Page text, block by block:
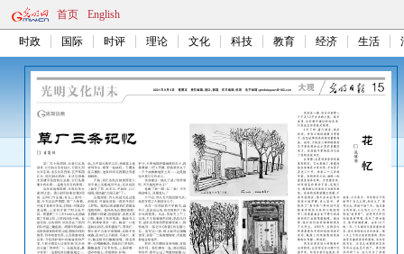
首页 English
时政 国际 时评 理论 文化 科技 教育 经济 生活